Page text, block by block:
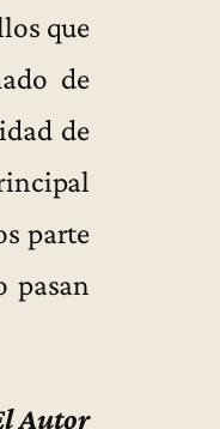
que
de
de
parte
pasan
Autor